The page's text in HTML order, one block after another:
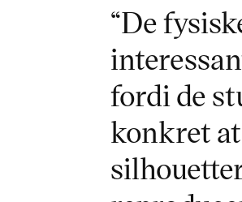
“De
fordi de
konkret